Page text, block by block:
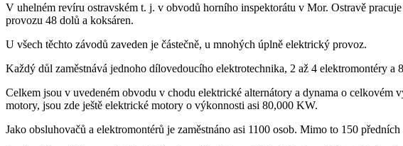
V uhelném revíru ostravském t. j. v obvodů horního inspektorátu v Mor. Ostravě
provozu 48 dolů a koksáren.
U všech těchto závodů zaveden je částečně, u mnohých úplně elektrický provoz.
Každý důl zaměstnává jednoho dílovedoucího elektrotechnika, 2 až 4 elektromontéry a
Celkem jsou v uvedeném obvodu v chodu elektrické alternátory a dynama o
motory, jsou zde ještě elektrické motory o výkonnosti asi 80,000 KW.
Jako obsluhovačů a elektromontérů je zaměstnáno asi 1100 osob. Mimo to 150